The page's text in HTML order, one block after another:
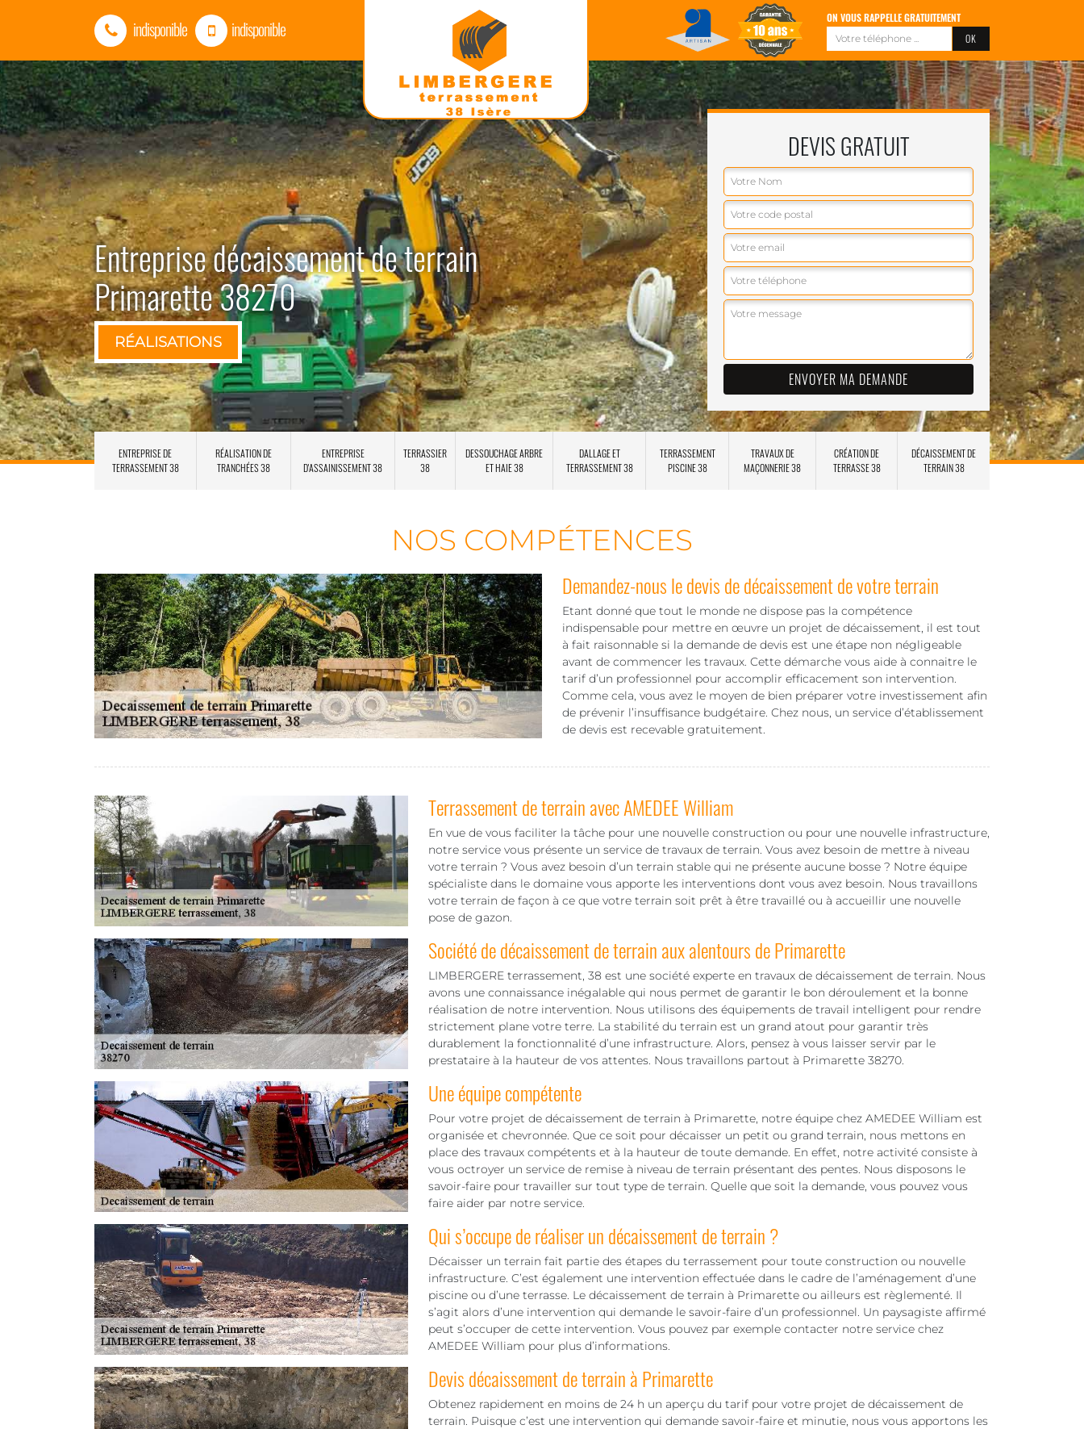
indisponible indisponible ON VOUS RAPPELLE GRATUITEMENT
Entreprise décaissement de terrain
Primarette 38270
RÉALISATIONS
DEVIS GRATUIT
ENTREPRISE DE
TERRASSEMENT 38
RÉALISATION DE
TRANCHÉES 38
ENTREPRISE
D'ASSAINISSEMENT 38
TERRASSIER
38
DESSOUCHAGE ARBRE
ET HAIE 38
DALLAGE ET
TERRASSEMENT 38
TERRASSEMENT
PISCINE 38
TRAVAUX DE
MAÇONNERIE 38
CRÉATION DE
TERRASSE 38
DÉCAISSEMENT DE
TERRAIN 38
NOS COMPÉTENCES
Demandez-nous le devis de décaissement de votre terrain
Etant donné que tout le monde ne dispose pas la compétence
indispensable pour mettre en œuvre un projet de décaissement, il est tout
à fait raisonnable si la demande de devis est une étape non négligeable
avant de commencer les travaux. Cette démarche vous aide à connaitre le
tarif d’un professionnel pour accomplir efficacement son intervention.
Comme cela, vous avez le moyen de bien préparer votre investissement afin
de prévenir l’insuffisance budgétaire. Chez nous, un service d’établissement
de devis est recevable gratuitement.
Terrassement de terrain avec AMEDEE William
En vue de vous faciliter la tâche pour une nouvelle construction ou pour une nouvelle infrastructure,
notre service vous présente un service de travaux de terrain. Vous avez besoin de mettre à niveau
votre terrain ? Vous avez besoin d’un terrain stable qui ne présente aucune bosse ? Notre équipe
spécialiste dans le domaine vous apporte les interventions dont vous avez besoin. Nous travaillons
votre terrain de façon à ce que votre terrain soit prêt à être travaillé ou à accueillir une nouvelle
pose de gazon.
Société de décaissement de terrain aux alentours de Primarette
LIMBERGERE terrassement, 38 est une société experte en travaux de décaissement de terrain. Nous
avons une connaissance inégalable qui nous permet de garantir le bon déroulement et la bonne
réalisation de notre intervention. Nous utilisons des équipements de travail intelligent pour rendre
strictement plane votre terre. La stabilité du terrain est un grand atout pour garantir très
durablement la fonctionnalité d’une infrastructure. Alors, pensez à vous laisser servir par le
prestataire à la hauteur de vos attentes. Nous travaillons partout à Primarette 38270.
Une équipe compétente
Pour votre projet de décaissement de terrain à Primarette, notre équipe chez AMEDEE William est
organisée et chevronnée. Que ce soit pour décaisser un petit ou grand terrain, nous mettons en
place des travaux compétents et à la hauteur de toute demande. En effet, notre activité consiste à
vous octroyer un service de remise à niveau de terrain présentant des pentes. Nous disposons le
savoir-faire pour travailler sur tout type de terrain. Quelle que soit la demande, vous pouvez vous
faire aider par notre service.
Qui s’occupe de réaliser un décaissement de terrain ?
Décaisser un terrain fait partie des étapes du terrassement pour toute construction ou nouvelle
infrastructure. C’est également une intervention effectuée dans le cadre de l’aménagement d’une
piscine ou d’une terrasse. Le décaissement de terrain à Primarette ou ailleurs est règlementé. Il
s’agit alors d’une intervention qui demande le savoir-faire d’un professionnel. Un paysagiste affirmé
peut s’occuper de cette intervention. Vous pouvez par exemple contacter notre service chez
AMEDEE William pour plus d’informations.
Devis décaissement de terrain à Primarette
Obtenez rapidement en moins de 24 h un aperçu du tarif pour votre projet de décaissement de
terrain. Puisque c’est une intervention qui demande savoir-faire et minutie, nous vous apportons les